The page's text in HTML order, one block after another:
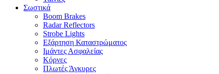
Σωστικά
Boom Brakes
Radar Reflectors
Strobe Lights
Εξάρτηση Καταστρώματος
Ιμάντες Ασφαλείας
Κόρνες
Πλωτές Άγκυρες